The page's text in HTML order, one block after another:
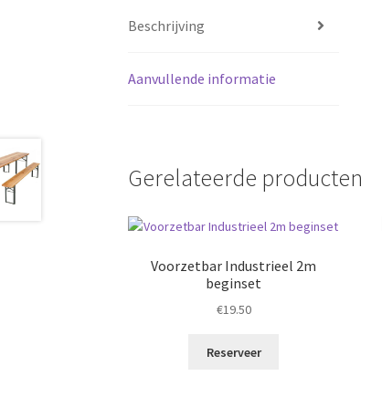
Beschrijving
Aanvullende informatie
Gerelateerde producten
Voorzetbar Industrieel 2m
beginset
€19.50
Reserveer